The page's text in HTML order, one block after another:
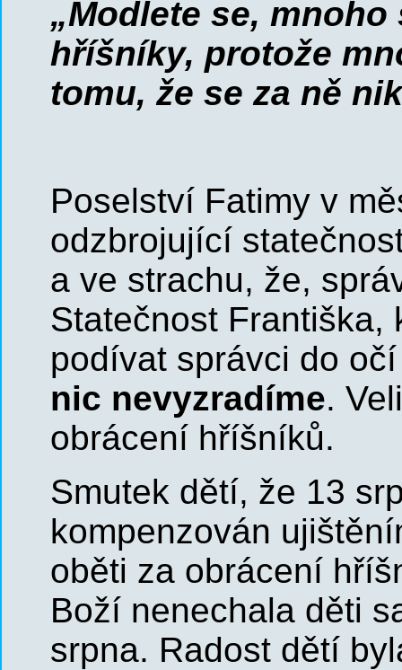
„Modlete se,
hříšníky, protože
tomu, že se za ně
Poselství Fatimy v
odzbrojující
a ve strachu, že,
Statečnost Františka,
podívat správci do
nic nevyzradíme.
obrácení hříšníků.
Smutek dětí, že 13
kompenzován
oběti za obrácení
Boží nenechala děti
srpna. Radost dětí